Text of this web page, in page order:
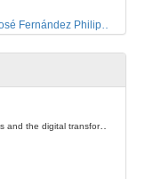
European univesrities and the digital transformation: challenges and opportunities ahead